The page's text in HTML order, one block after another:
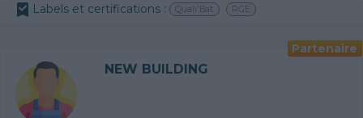
Labels et certifications : Quali'Bat RGE
Partenaire
NEW BUILDING